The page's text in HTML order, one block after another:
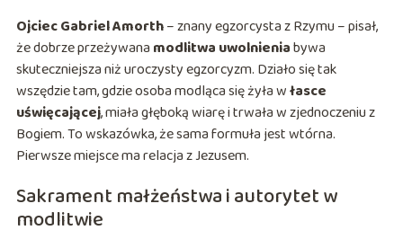
Ojciec Gabriel Amorth– znany egzorcysta z Rzymu – pisał,
że dobrze przeżywana modlitwa uwolnieniabywa
skuteczniejsza niż uroczysty egzorcyzm. Działo się tak
wszędzie tam, gdzie osoba modląca się żyła własce
uświęcającej, miała głęboką wiarę i trwała w zjednoczeniu z
Bogiem. To wskazówka, że sama formuła jest wtórna.
Pierwsze miejsce ma relacja z Jezusem.
Sakrament małżeństwa i autorytet w
modlitwie